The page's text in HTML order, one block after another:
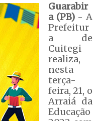
Guarabir
a (PB)- A
Prefeitur
a de
Cuitegi
realiza,
nesta
terça-
feira, 21, o
Arraiá da
Educação